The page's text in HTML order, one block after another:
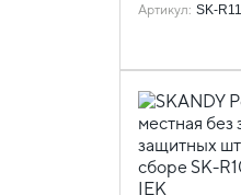
Артикул: SK-